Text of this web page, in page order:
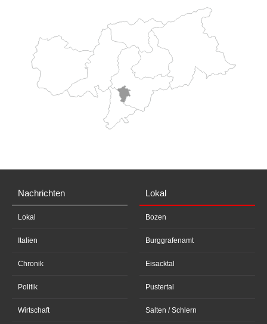
Nachrichten
Lokal
Italien
Chronik
Politik
Wirtschaft
Lokal
Bozen
Burggrafenamt
Eisacktal
Pustertal
Salten / Schlern